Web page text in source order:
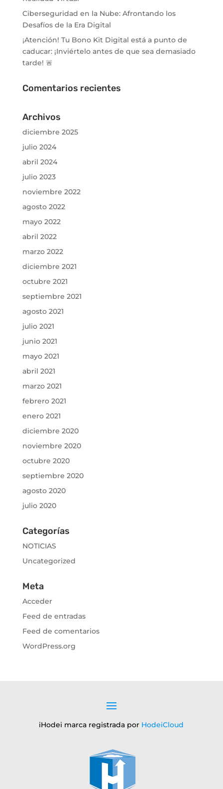
Ciberseguridad en la Nube: Afrontando los
Desafíos de la Era Digital
¡Atención! Tu Bono Kit Digital está a punto de
caducar: ¡Inviértelo antes de que sea demasiado
tarde! 🚨
Comentarios recientes
Archivos
diciembre 2025
julio 2024
abril 2024
julio 2023
noviembre 2022
agosto 2022
mayo 2022
abril 2022
marzo 2022
diciembre 2021
octubre 2021
septiembre 2021
agosto 2021
julio 2021
junio 2021
mayo 2021
abril 2021
marzo 2021
febrero 2021
enero 2021
diciembre 2020
noviembre 2020
octubre 2020
septiembre 2020
agosto 2020
julio 2020
Categorías
NOTICIAS
Uncategorized
Meta
Acceder
Feed de entradas
Feed de comentarios
WordPress.org
iHodei marca registrada por HodeiCloud